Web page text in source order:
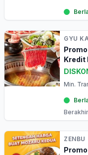
GYU
Kredit
Min.
ZENBU